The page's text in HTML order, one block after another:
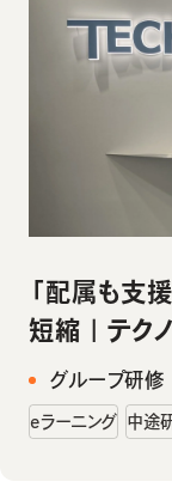
「配属も支
短縮｜テク
グループ研修
eラーニング 中途